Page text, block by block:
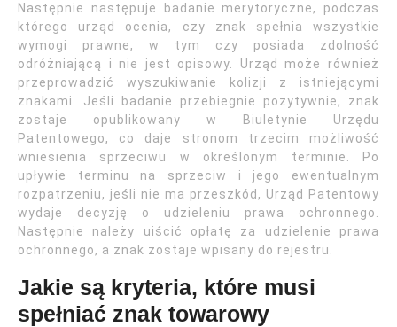
Następnie następuje badanie merytoryczne, podczas
którego urząd ocenia, czy znak spełnia wszystkie
wymogi prawne, w tym czy posiada zdolność
odróżniającą i nie jest opisowy. Urząd może również
przeprowadzić wyszukiwanie kolizji z istniejącymi
znakami. Jeśli badanie przebiegnie pozytywnie, znak
zostaje opublikowany w Biuletynie Urzędu
Patentowego, co daje stronom trzecim możliwość
wniesienia sprzeciwu w określonym terminie. Po
upływie terminu na sprzeciw i jego ewentualnym
rozpatrzeniu, jeśli nie ma przeszkód, Urząd Patentowy
wydaje decyzję o udzieleniu prawa ochronnego.
Następnie należy uiścić opłatę za udzielenie prawa
ochronnego, a znak zostaje wpisany do rejestru.
Jakie są kryteria, które musi
spełniać znak towarowy